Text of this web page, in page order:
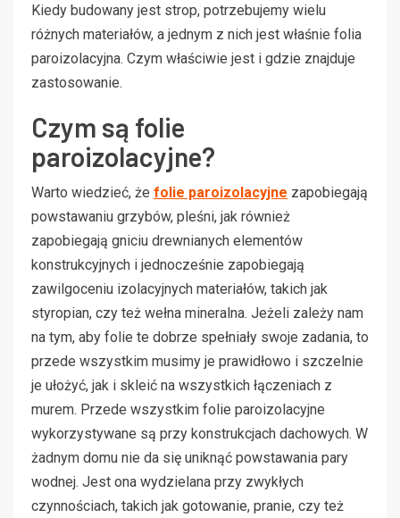
Kiedy budowany jest strop, potrzebujemy wielu
różnych materiałów, a jednym z nich jest właśnie folia
paroizolacyjna. Czym właściwie jest i gdzie znajduje
zastosowanie.
Czym są folie
paroizolacyjne?
Warto wiedzieć, że folie paroizolacyjne zapobiegają
powstawaniu grzybów, pleśni, jak również
zapobiegają gniciu drewnianych elementów
konstrukcyjnych i jednocześnie zapobiegają
zawilgoceniu izolacyjnych materiałów, takich jak
styropian, czy też wełna mineralna. Jeżeli zależy nam
na tym, aby folie te dobrze spełniały swoje zadania, to
przede wszystkim musimy je prawidłowo i szczelnie
je ułożyć, jak i skleić na wszystkich łączeniach z
murem. Przede wszystkim folie paroizolacyjne
wykorzystywane są przy konstrukcjach dachowych. W
żadnym domu nie da się uniknąć powstawania pary
wodnej. Jest ona wydzielana przy zwykłych
czynnościach, takich jak gotowanie, pranie, czy też